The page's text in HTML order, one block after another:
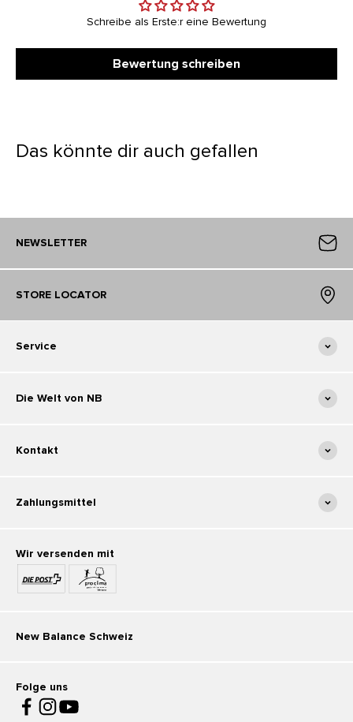
Schreibe als Erste:r eine Bewertung
Bewertung schreiben
Das könnte dir auch gefallen
NEWSLETTER
STORE LOCATOR
Service
Die Welt von NB
Kontakt
New Balance Schweiz
Folge uns
Wir versenden mit
Zahlungsmittel